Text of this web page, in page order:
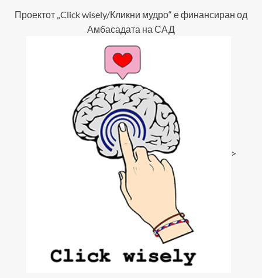
Проектот „Click wisely/Кликни мудро“ е финансиран од
Амбасадата на САД
>